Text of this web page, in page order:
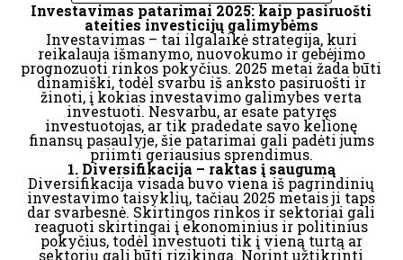
Investavimas patarimai 2025: kaip pasiruošti
ateities investicijų galimybėms
Investavimas – tai ilgalaikė strategija, kuri
reikalauja išmanymo, nuovokumo ir gebėjimo
prognozuoti rinkos pokyčius. 2025 metai žada būti
dinamiški, todėl svarbu iš anksto pasiruošti ir
žinoti, į kokias investavimo galimybes verta
investuoti. Nesvarbu, ar esate patyręs
investuotojas, ar tik pradedate savo kelionę
finansų pasaulyje, šie patarimai gali padėti jums
priimti geriausius sprendimus.
1. Diversifikacija – raktas į saugumą
Diversifikacija visada buvo viena iš pagrindinių
investavimo taisyklių, tačiau 2025 metais ji taps
dar svarbesnė. Skirtingos rinkos ir sektoriai gali
reaguoti skirtingai į ekonominius ir politinius
pokyčius, todėl investuoti tik į vieną turtą ar
sektorių gali būti rizikinga. Norint užtikrinti